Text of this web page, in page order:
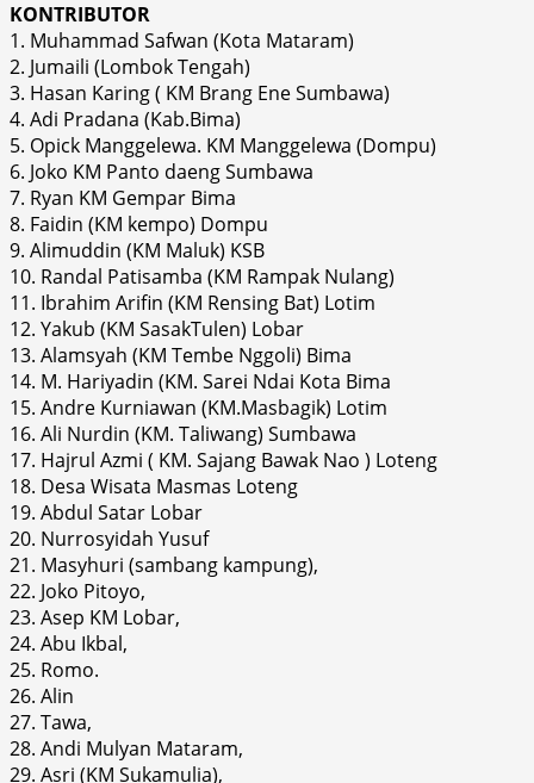
KONTRIBUTOR
1. Muhammad Safwan (Kota Mataram)
2. Jumaili (Lombok Tengah)
3. Hasan Karing ( KM Brang Ene Sumbawa)
4. Adi Pradana (Kab.Bima)
5. Opick Manggelewa. KM Manggelewa (Dompu)
6. Joko KM Panto daeng Sumbawa
7. Ryan KM Gempar Bima
8. Faidin (KM kempo) Dompu
9. Alimuddin (KM Maluk) KSB
10. Randal Patisamba (KM Rampak Nulang)
11. Ibrahim Arifin (KM Rensing Bat) Lotim
12. Yakub (KM SasakTulen) Lobar
13. Alamsyah (KM Tembe Nggoli) Bima
14. M. Hariyadin (KM. Sarei Ndai Kota Bima
15. Andre Kurniawan (KM.Masbagik) Lotim
16. Ali Nurdin (KM. Taliwang) Sumbawa
17. Hajrul Azmi ( KM. Sajang Bawak Nao ) Loteng
18. Desa Wisata Masmas Loteng
19. Abdul Satar Lobar
20. Nurrosyidah Yusuf
21. Masyhuri (sambang kampung),
22. Joko Pitoyo,
23. Asep KM Lobar,
24. Abu Ikbal,
25. Romo.
26. Alin
27. Tawa,
28. Andi Mulyan Mataram,
29. Asri (KM Sukamulia),